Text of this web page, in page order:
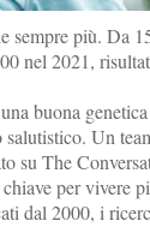
sempre più. Da
nel 2021,
buona
Un
su The
per vivere
dal 2000, i